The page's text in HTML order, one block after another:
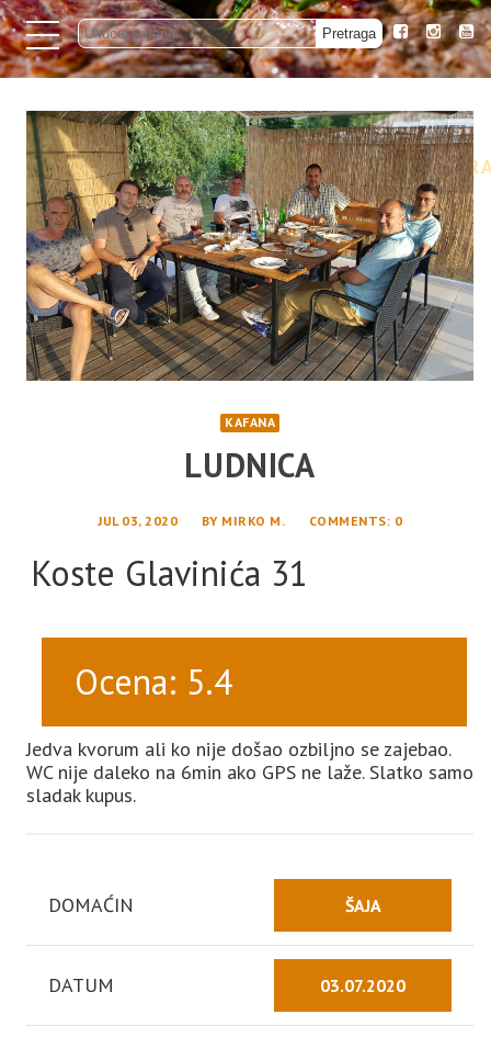
KAFANA
LUDNICA
JUL 03, 2020 BY MIRKO M. COMMENTS: 0
Koste Glavinića 31
Ocena: 5.4
Jedva kvorum ali ko nije došao ozbiljno se zajebao.
WC nije daleko na 6min ako GPS ne laže. Slatko samo
sladak kupus.
DOMAĆIN ŠAJA
DATUM 03.07.2020